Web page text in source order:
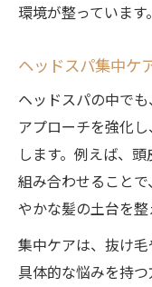
大阪エリアで
ヘッドス
集中ケア
ヘッドス
証
大阪のヘ
ヘッドマ
解
環境が整っています。
ヘッドスパ集中ケ
ヘッドスパの中で
アプローチを強化
します。例えば、
組み合わせること
やかな髪の土台を整
集中ケアは、抜け毛
具体的な悩みを持